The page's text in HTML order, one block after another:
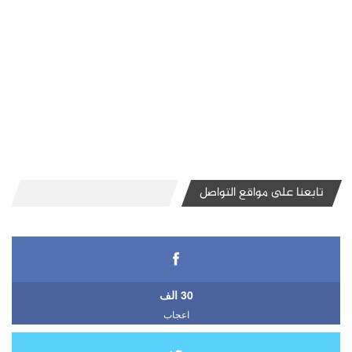
تابعنا على مواقع التواصل
30 الف
اعجاب